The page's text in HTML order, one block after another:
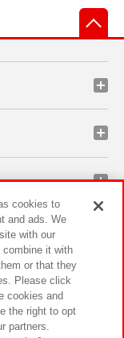
イトポリシー
ィ方針と検証結果
cookies to
and ads. We
with our
combine it with
or that they
Please click
cookies and
the right to opt
partners.